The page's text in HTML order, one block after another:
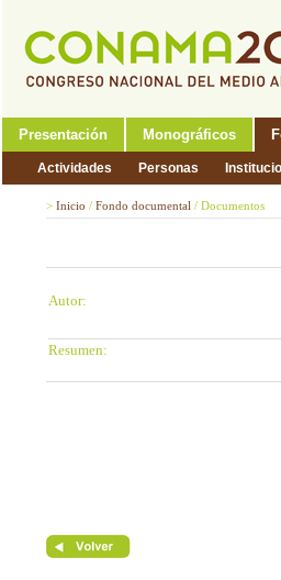
Presentación Monográficos
Actividades Personas
> Inicio / Fondo documental / Documentos
Autor:
Resumen: